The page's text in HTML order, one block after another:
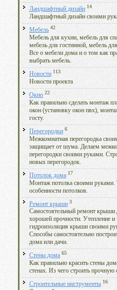
Ландшафтный дизайн 14
Ландшафтный дизайн своими
Мебель 42
Мебель для кухни, мебель для
мебель для гостинной, мебель
Все о мебели дома и о том как
выбрать мебель.
Новости 113
Новости проекта
Окно 22
Как правильно сделать монтаж
окон (установку окон пвх),
госту.
Перегородки 6
Межкомнатная перегородка
защищает от шума. Делаем
перегородки своими руками.
новых перегородок.
Потолок дома 17
Монтаж потолка своими
особенности потолков.
Ремонт крыши 3
Самостоятельный ремонт крыши
хорошей прочности. Утепление и
гидроизоляция крыши своими
Способы самостоятельно
дома или дачи.
Стены дома 65
Как правильно красить стены
стенах. Из чего строить прочную
Строительные инструменты 16